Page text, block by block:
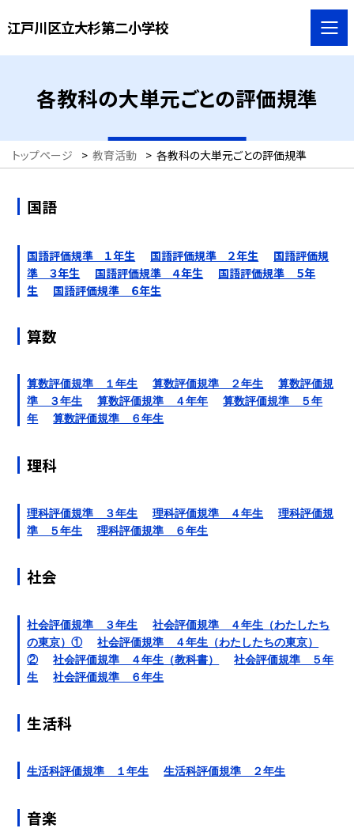
江戸川区立大杉第二小学校
各教科の大単元ごとの評価規準
トップページ > 教育活動 > 各教科の大単元ごとの評価規準
国語
国語評価規準 １年生 国語評価規準 ２年生
国語評価規
準 ３年生
国語評価規準 ４年生
国語評価規準 ５年
生
国語評価規準 ６年生
算数
算数評価規準 １年生 算数評価規準 ２年生
算数評価規
準 ３年生
算数評価規準 ４年年
算数評価規準 ５年
年
算数評価規準 ６年生
理科
理科評価規準 ３年生 理科評価規準 ４年生
理科評価規
準 ５年生
理科評価規準 ６年生
社会
社会評価規準 ３年生
社会評価規準 ４年生（わたしたち
の東京）①
社会評価規準 ４年生（わたしたちの東京）
②
社会評価規準 ４年生（教科書）
社会評価規準 ５年
生
社会評価規準 ６年生
生活科
生活科評価規準 １年生 生活科評価規準 ２年生
音楽